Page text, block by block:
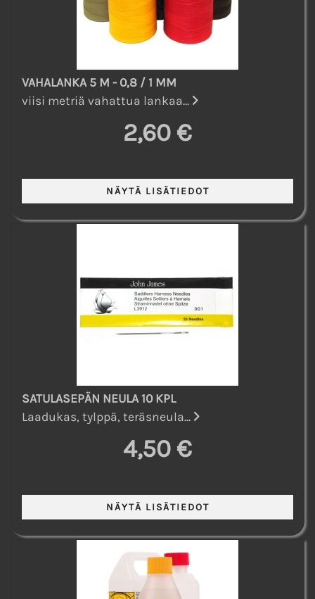
VAHALANKA 5 M - 0,8 / 1 MM
viisi metriä vahattua lankaa...
2,60 €
SATULASEPÄN NEULA 10 KPL
Laadukas, tylppä, teräsneula...
4,50 €